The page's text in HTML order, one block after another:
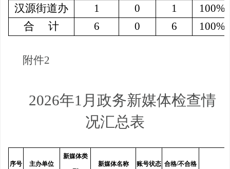
汉源街道办
1 0 1
100%
合
计 6 0 6 100%
附件2
2026年1 月政务新媒体检查情
况汇总表
序号 主办单位
新媒体类
新媒体名称 账号状态 合格/不合格